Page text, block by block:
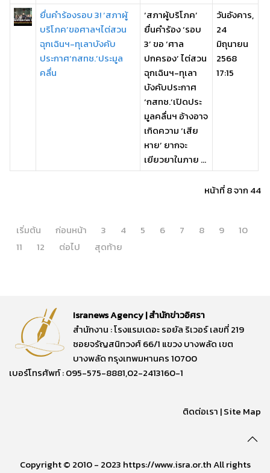
ยื่นคำร้องรอบ 3! ‘สภาผู้
บริโภค’ขอศาลฯไต่สวน
ฉุกเฉินฯ-ทุเลาบังคับ
ประกาศ‘กสทช.’ประมูล
คลื่น
‘สภาผู้บริโภค’
ยื่นคำร้อง ‘รอบ
3’ ขอ ‘ศาล
ปกครอง’ ไต่สวน
ฉุกเฉินฯ-ทุเลา
บังคับประกาศ
‘กสทช.’เปิดประ
มูลคลื่นฯ อ้างอาจ
เกิดความ ‘เสีย
หาย’ ยากจะ
เยียวยาในภาย ...
วันอังคาร,
24
มิถุนายน
2568
17:15
หน้าที่ 8 จาก 44
เริ่มต้น ก่อนหน้า 3 4 5 6 7 8 9
10
11
12 ต่อไป สุดท้าย
Isranews Agency | สำนักข่าวอิศรา
สำนักงาน : โรงแรมเดอะ รอยัล ริเวอร์ เลขที่ 219
ซอยจรัญสนิทวงศ์ 66/1 แขวง บางพลัด เขต
บางพลัด กรุงเทพมหานคร 10700
เบอร์โทรศัพท์ : 095-575-8881,02-2413160-1
ติดต่อเรา |Site Map
Copyright © 2010 - 2023 https://www.isra.or.th All rights